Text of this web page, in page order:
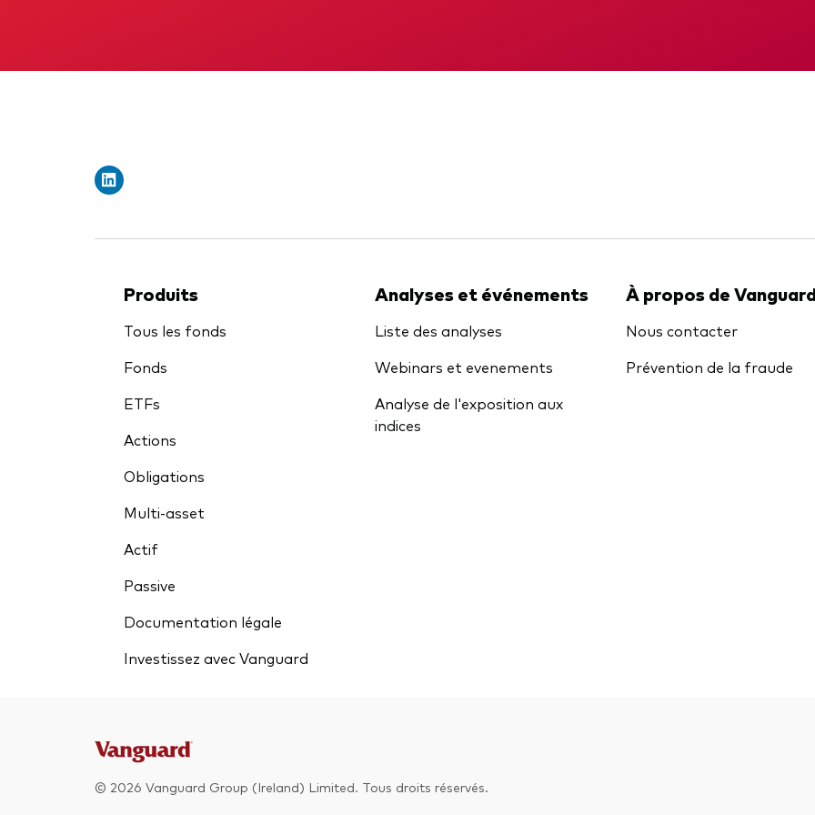
Produits
Tous les fonds
Fonds
ETFs
Actions
Obligations
Multi-asset
Actif
Passive
Documentation légale
Investissez avec Vanguard
Analyses et événements
Liste des analyses
Webinars et evenements
Analyse de l'exposition aux
indices
À propos de
Nous contacter
Prévention de la fraude
© 2026 Vanguard Group (Ireland) Limited. Tous droits réservés.